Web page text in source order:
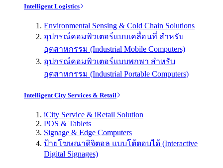
Intelligent Logistics
Environmental Sensing & Cold Chain Solutions
อุปกรณ์คอมพิวเตอร์แบบเคลื่อนที่ สำหรับ
อุตสาหกรรม (Industrial Mobile Computers)
อุปกรณ์คอมพิวเตอร์แบบพกพา สำหรับ
อุตสาหกรรม (Industrial Portable Computers)
Intelligent City Services & Retail
iCity Service & iRetail Solution
POS & Tablets
Signage & Edge Computers
ป้ายโฆษณาดิจิตอล แบบโต้ตอบได้ (Interactive
Digital Signages)